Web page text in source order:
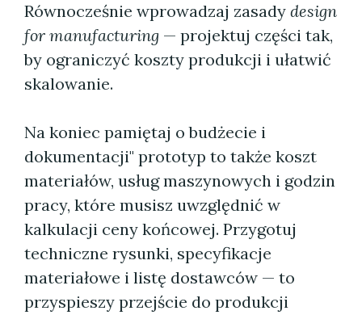
Równocześnie wprowadzaj zasady design
for manufacturing — projektuj części tak,
by ograniczyć koszty produkcji i ułatwić
skalowanie.
Na koniec pamiętaj o budżecie i
dokumentacji" prototyp to także koszt
materiałów, usług maszynowych i godzin
pracy, które musisz uwzględnić w
kalkulacji ceny końcowej. Przygotuj
techniczne rysunki, specyfikacje
materiałowe i listę dostawców — to
przyspieszy przejście do produkcji